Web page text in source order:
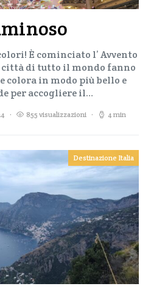
È cominciato l’ Avvento
città di tutto il mondo fanno
colora in modo più bello e
per accogliere il…
855 visualizzazioni 4 min
Destinazione Italia